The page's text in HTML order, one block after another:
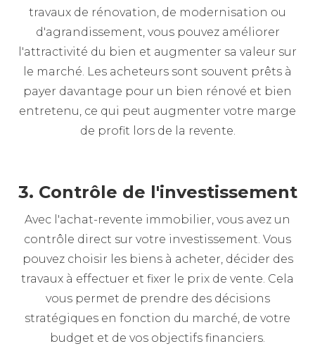
travaux de rénovation, de modernisation ou
d'agrandissement, vous pouvez améliorer
l'attractivité du bien et augmenter sa valeur sur
le marché. Les acheteurs sont souvent prêts à
payer davantage pour un bien rénové et bien
entretenu, ce qui peut augmenter votre marge
de profit lors de la revente.
3. Contrôle de l'investissement
Avec l'achat-revente immobilier, vous avez un
contrôle direct sur votre investissement. Vous
pouvez choisir les biens à acheter, décider des
travaux à effectuer et fixer le prix de vente. Cela
vous permet de prendre des décisions
stratégiques en fonction du marché, de votre
budget et de vos objectifs financiers.